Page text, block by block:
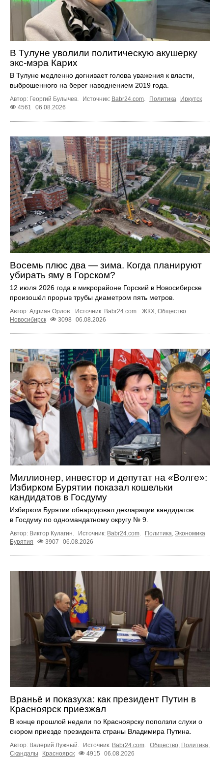
В Тулуне уволили политическую акушерку
экс-мэра Карих
В Тулуне медленно догнивает голова уважения к власти,
выброшенного на берег наводнением 2019 года.
Автор: Георгий Булычев. Источник: Babr24.com. Политика
Иркутск
4561
06.08.2026
Восемь плюс два — зима. Когда планируют
убирать яму в Горском?
12 июля 2026 года в микрорайоне Горский в Новосибирске
произошёл прорыв трубы диаметром пять метров.
Автор: Адриан Орлов. Источник: Babr24.com ЖКХ Общество
Новосибирск
3098 06.08.2026
Миллионер, инвестор и депутат на «Волге»:
Избирком Бурятии показал кошельки
кандидатов в Госдуму
Избирком Бурятии обнародовал декларации кандидатов
в Госдуму по одномандатному округу № 9.
Автор: Виктор Кулагин. Источник: Babr24.com Политика Экономика
Бурятия
3907 06.08.2026
Враньё и показуха: как президент Путин в
Красноярск приезжал
В конце прошлой недели по Красноярску поползли слухи о
скором приезде президента страны Владимира Путина.
Автор: Валерий Лужный. Источник: Babr24.com. Общество, Политика,
Скандалы
Красноярск 4915 06.08.2026